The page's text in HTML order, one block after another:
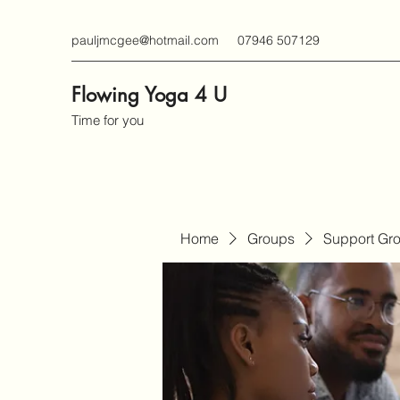
pauljmcgee@hotmail.com 07946 507129
Flowing Yoga 4 U
Time for you
Home Groups Support